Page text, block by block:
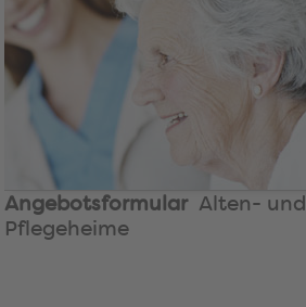
Angebotsformular Alten- und
Pflegeheime